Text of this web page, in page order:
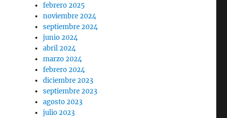
febrero 2025
noviembre 2024
septiembre 2024
junio 2024
abril 2024
marzo 2024
febrero 2024
diciembre 2023
septiembre 2023
agosto 2023
julio 2023